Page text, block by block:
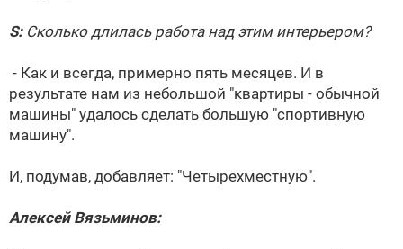
S:Сколько длилась работа над этим интерьером?
- Как и всегда, примерно пять месяцев. И в
результате нам из небольшой "квартиры - обычной
машины" удалось сделать большую "спортивную
машину".
И, подумав, добавляет: "Четырехместную".
Алексей Вязьминов: